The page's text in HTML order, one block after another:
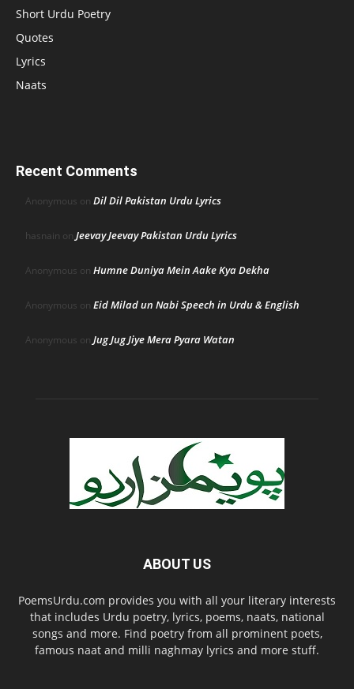
Short Urdu Poetry
Quotes
Lyrics
Naats
Recent Comments
Anonymous on Dil Dil Pakistan Urdu Lyrics
hasnain on Jeevay Jeevay Pakistan Urdu Lyrics
Anonymous on Humne Duniya Mein Aake Kya Dekha
Anonymous on Eid Milad un Nabi Speech in Urdu & English
Anonymous on Jug Jug Jiye Mera Pyara Watan
ABOUT US
PoemsUrdu.com provides you with all your literary interests
that includes Urdu poetry, lyrics, poems, naats, national
songs and more. Find poetry from all prominent poets,
famous naat and milli naghmay lyrics and more stuff.